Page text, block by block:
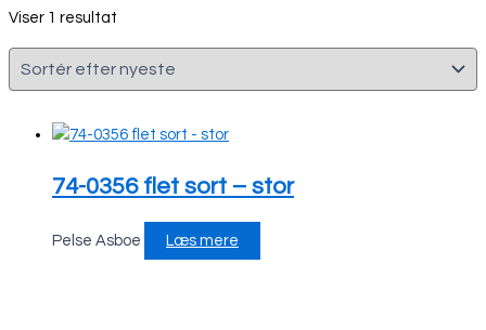
Viser 1 resultat
74-0356 flet sort – stor
Pelse Asboe Læs mere